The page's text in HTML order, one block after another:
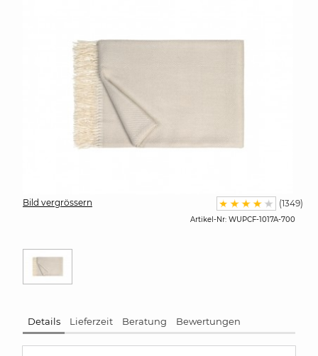
Bild vergrössern (1349)
Artikel-Nr: WUPCF-1017A-700
Details Lieferzeit Beratung Bewertungen